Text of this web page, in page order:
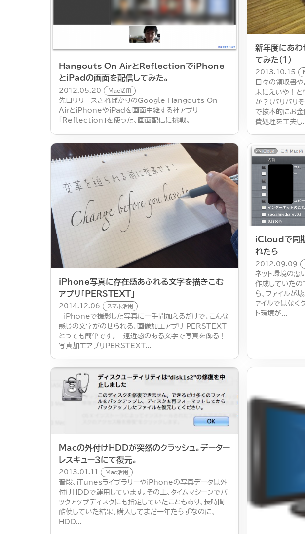
Hangouts On AirとReflectionでiPhone
とiPadの画面を配信してみた。
2012.05.20 Mac活用
先日リリースさればかりのGoogle Hangouts On
AirとiPhoneやiPadを画面中継する神アプリ
「Reflection」を使った、画面配信に挑戦。
新年度にあわ
てみた（１）
2013.10.15
日々の領収書や
末にえいや！と
か？（バリバリ
で抜本的にお
費処理を工夫し
iPhone写真に存在感あふれる文字を描きこむ
アプリ「PERSTEXT」
2014.12.06 スマホ活用
iPhoneで撮影した写真に一手間加えるだけで、こんな
感じの文字がのせられる、画像加工アプリ PERSTEXT
とっても簡単です。 遠近感のある文字で写真を飾る！
写真加工アプリPERSTEXT...
iCloudで同
れたら
2012.09.09
ネット環境の
作成していたの
ら、ファイルが
ァイルではなく
ト環境が...
Macの外付けHDDが突然のクラッシュ。データー
レスキュー３にて復元。
2013.01.11 Mac活用
普段、iTunesライブラリーやiPhoneの写真データは外
付けHDDで運用しています。その上、タイムマシーンでバ
ックアップディスクにも指定していたこともあり、長時間
酷使していた結果。購入してまだ一年たらずなのに、
HDD...